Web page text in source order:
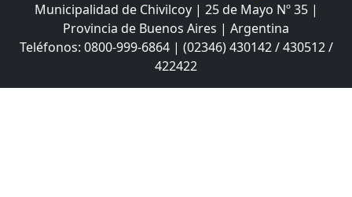
Municipalidad de Chivilcoy | 25 de Mayo Nº 35 |
Provincia de Buenos Aires | Argentina
Teléfonos: 0800-999-6864 | (02346) 430142 / 430512 /
422422